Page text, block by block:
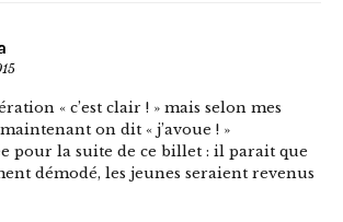
« c’est clair ! » mais selon mes
on dit « j’avoue ! »
pour la suite de ce billet : il parait que
démodé, les jeunes seraient revenus